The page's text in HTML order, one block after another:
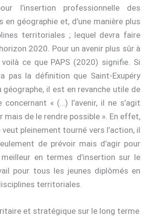
l’insertion professionnelle des
en géographie et, d’une manière plus
territoriales ; lequel devra faire
2020. Pour un avenir plus sûr à
voilà ce que PAPS (2020) signifie. Si
pas la définition que Saint-Exupéry
il est en revanche utile de
concernant « (…) l’avenir, il ne s’agit
mais de le rendre possible ». En effet,
pleinement tourné vers l’action, il
de prévoir mais d’agir pour
en termes d’insertion sur le
pour tous les jeunes diplômés en
territoriales.
et stratégique sur le long terme